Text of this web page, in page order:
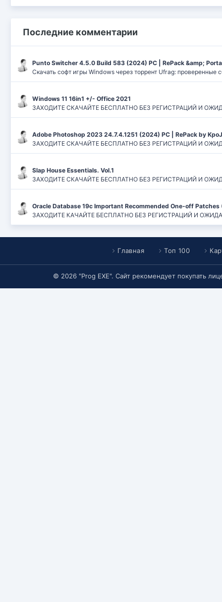
Последние комментарии
Punto Switcher 4.5.0 Build 583 (2024) РС | RePack &amp;
Скачать софт игры Windows через торрент Ufrag: проверенные
Windows 11 16in1 +/- Office 2021
ЗАХОДИТЕ СКАЧАЙТЕ БЕСПЛАТНО БЕЗ РЕГИСТРАЦИЙ И
Adobe Photoshop 2023 24.7.4.1251 (2024) PC | RePack by
ЗАХОДИТЕ СКАЧАЙТЕ БЕСПЛАТНО БЕЗ РЕГИСТРАЦИЙ И
Slap House Essentials. Vol.1
ЗАХОДИТЕ СКАЧАЙТЕ БЕСПЛАТНО БЕЗ РЕГИСТРАЦИЙ И
Oracle Database 19c Important Recommended One-off Patches
ЗАХОДИТЕ КАЧАЙТЕ БЕСПЛАТНО БЕЗ РЕГИСТРАЦИЙ И
Главная Топ 100
© 2026 "Prog EXE". Сайт рекомендует покупать